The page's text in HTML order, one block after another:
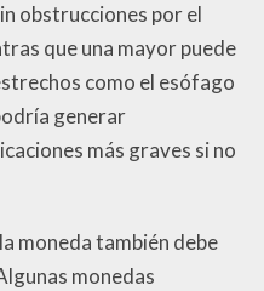
obstrucciones por el
que una mayor puede
como el esófago
generar
más graves si no
moneda también debe
monedas